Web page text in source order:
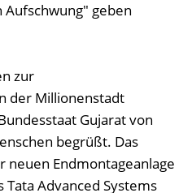
geben
zur
der Millionenstadt
Gujarat von
begrüßt. Das
neuen Endmontageanlage
Advanced Systems